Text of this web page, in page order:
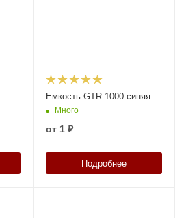
Емкость GTR 1000 синяя
Много
от 1 ₽
Подробнее